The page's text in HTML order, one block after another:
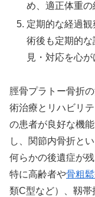
め、適正体重の
定期的な経過観
術後も定期的な
見・対応を心が
脛骨プラトー骨折
術治療とリハビリ
の患者が良好な機
し、関節内骨折と
何らかの後遺症が
特に高齢者や骨粗
類C型など）、靱